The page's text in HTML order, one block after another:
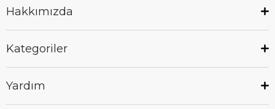
Hakkımızda
Kategoriler
Yardım